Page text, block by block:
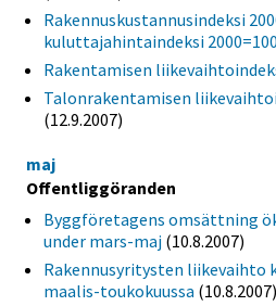
Rakennuskustannusindeksi
kuluttajahintaindeksi 2000=100
Rakentamisen
Talonrakentamisen
(12.9.2007)
maj
Offentliggöranden
Byggföretagens omsättning
under mars-maj (10.8.2007)
Rakennusyritysten liikevaihto
maalis-toukokuussa (10.8.2007)